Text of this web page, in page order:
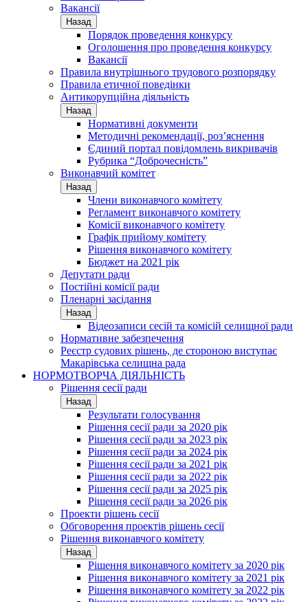
Вакансії
Назад
Порядок проведення конкурсу
Оголошення про проведення конкурсу
Вакансії
Правила внутрішнього трудового розпорядку
Правила етичної поведінки
Антикорупційна діяльність
Назад
Нормативні документи
Методичні рекомендації, роз’яснення
Єдиний портал повідомлень викривачів
Рубрика “Доброчесність”
Виконавчий комітет
Назад
Члени виконавчого комітету
Регламент виконавчого комітету
Комісії виконавчого комітету
Графік прийому комітету
Рішення виконавчого комітету
Бюджет на 2021 рік
Депутати ради
Постійні комісії ради
Пленарні засідання
Назад
Відеозаписи сесій та комісій селищної ради
Нормативне забезпечення
Реєстр судових рішень, де стороною виступає
Макарівська селищна рада
НОРМОТВОРЧА ДІЯЛЬНІСТЬ
Рішення сесії ради
Назад
Результати голосування
Рішення сесії ради за 2020 рік
Рішення сесії ради за 2023 рік
Рішення сесії ради за 2024 рік
Рішення сесії ради за 2021 рік
Рішення сесії ради за 2022 рік
Рішення сесії ради за 2025 рік
Рішення сесії ради за 2026 рік
Проекти рішень сесії
Обговорення проектів рішень сесії
Рішення виконавчого комітету
Назад
Рішення виконавчого комітету за 2020 рік
Рішення виконавчого комітету за 2021 рік
Рішення виконавчого комітету за 2022 рік